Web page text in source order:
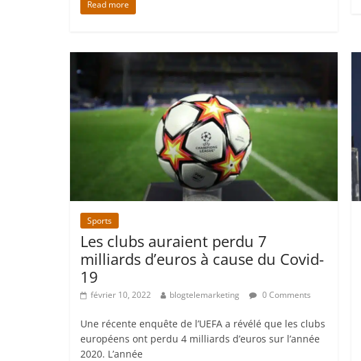
Read more
Sports
Les clubs auraient perdu 7
milliards d’euros à cause du Covid-
19
février 10, 2022 blogtelemarketing 0 Comments
Une récente enquête de l’UEFA a révélé que les clubs
européens ont perdu 4 milliards d’euros sur l’année
2020. L’année